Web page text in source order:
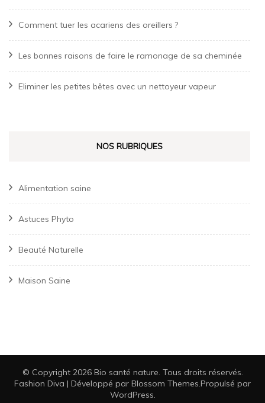
Comment tuer les acariens des oreillers ?
Les bonnes raisons de faire le ramonage de sa cheminée
Eliminer les petites bêtes avec un nettoyeur vapeur
NOS RUBRIQUES
Alimentation saine
Astuces Phyto
Beauté Naturelle
Maison Saine
© Copyright 2026 Bio santé nature. Tous droits réservés.
Fashion Diva | Développé par Blossom Themes.Propulsé par
WordPress.